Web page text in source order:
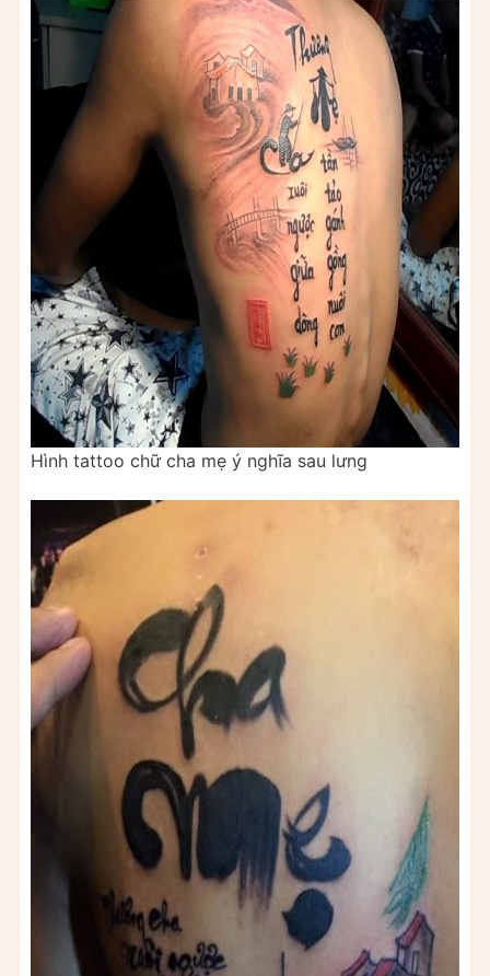
Hình tattoo chữ cha mẹ ý nghĩa sau lưng